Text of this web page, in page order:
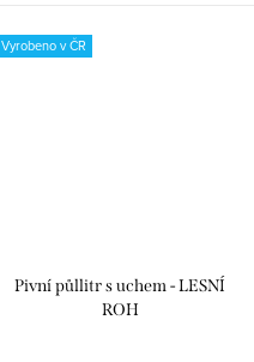
Vyrobeno v ČR
Pivní půllitr s uchem - LESNÍ
ROH